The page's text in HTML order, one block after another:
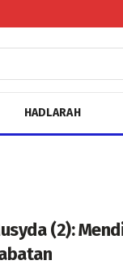
HADLARAH
(2):